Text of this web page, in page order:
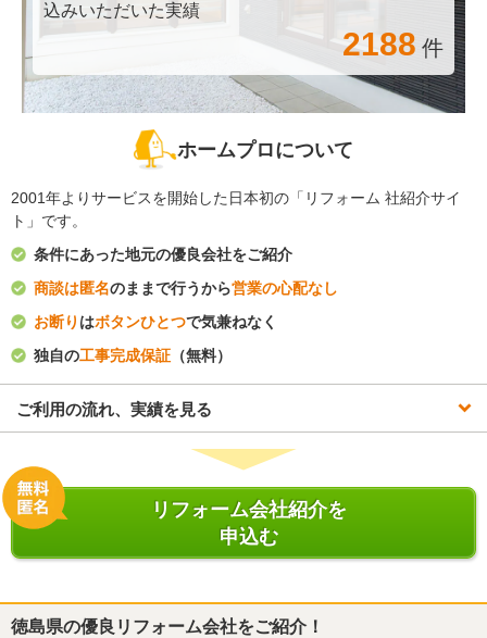
込みいただいた実績
2188 件
ホームプロについて
2001年よりサービスを開始した日本初の「リフォーム 社紹介サイ
ト」です。
条件にあった地元の優良会社をご紹介
商談は匿名のままで行うから営業の心配なし
お断り はボタンひとつで気兼ねなく
独自の工事完成保証 （無料）
ご利用の流れ、実績を見る
リフォーム会社紹介を
申込む
徳島県の優良リフォーム会社をご紹介！